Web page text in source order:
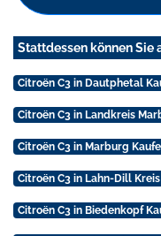
Stattdessen können Sie
Citroën C3 in Dautphetal
Citroën C3 in Landkreis
Citroën C3 in Marburg
Citroën C3 in Lahn-Dill
Citroën C3 in Biedenkopf